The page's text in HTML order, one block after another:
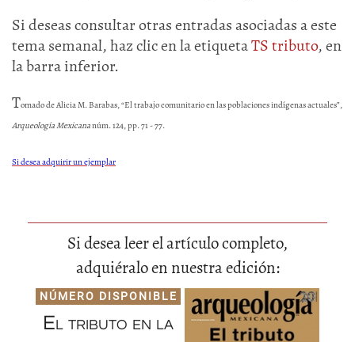
Si deseas consultar otras entradas asociadas a este
tema semanal, haz clic en la etiquetaTS tributo, en
la barra inferior.
Tomado de Alicia M. Barabas, “El trabajo comunitario en las poblaciones indígenas actuales”,
Arqueología Mexicananúm. 124, pp. 71 - 77.
Si desea adquirir un ejemplar
Si desea leer el artículo completo,
adquiéralo en nuestra edición:
NÚMERO DISPONIBLE
El tributo en la